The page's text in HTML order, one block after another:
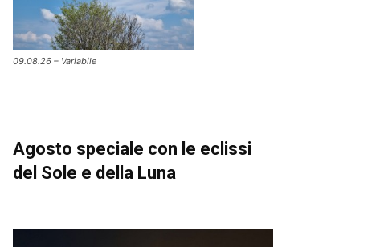
09.08.26 – Variabile
Agosto speciale con le eclissi
del Sole e della Luna